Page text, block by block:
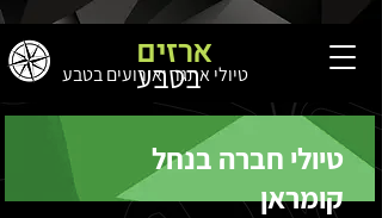
ארזים
בטבע
טיולי אתגר ואירועים בטבע
טיולי חברה בנחל
קומראן